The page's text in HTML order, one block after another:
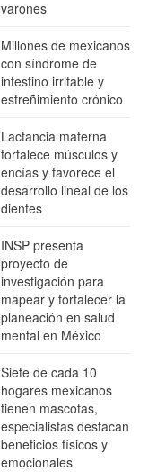
varones
Millones de mexicanos
con síndrome de
intestino irritable y
estreñimiento crónico
Lactancia materna
fortalece músculos y
encías y favorece el
desarrollo lineal de los
dientes
INSP presenta
proyecto de
investigación para
mapear y fortalecer la
planeación en salud
mental en México
Siete de cada 10
hogares mexicanos
tienen mascotas,
especialistas destacan
beneficios físicos y
emocionales